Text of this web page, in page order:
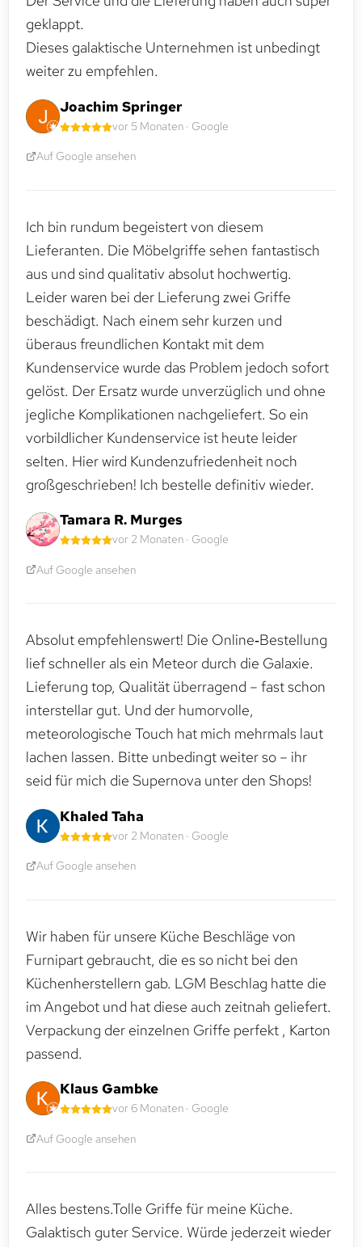
geklappt.
Dieses galaktische Unternehmen ist unbedingt
weiter zu empfehlen.
Joachim Springer
vor 5 Monaten · Google
Auf Google ansehen
Ich bin rundum begeistert von diesem
Lieferanten. Die Möbelgriffe sehen fantastisch
aus und sind qualitativ absolut hochwertig.
Leider waren bei der Lieferung zwei Griffe
beschädigt. Nach einem sehr kurzen und
überaus freundlichen Kontakt mit dem
Kundenservice wurde das Problem jedoch sofort
gelöst. Der Ersatz wurde unverzüglich und ohne
jegliche Komplikationen nachgeliefert. So ein
vorbildlicher Kundenservice ist heute leider
selten. Hier wird Kundenzufriedenheit noch
großgeschrieben! Ich bestelle definitiv wieder.
Tamara R. Murges
vor 2 Monaten · Google
Auf Google ansehen
Absolut empfehlenswert! Die Online‑Bestellung
lief schneller als ein Meteor durch die Galaxie.
Lieferung top, Qualität überragend – fast schon
interstellar gut. Und der humorvolle,
meteorologische Touch hat mich mehrmals laut
lachen lassen. Bitte unbedingt weiter so – ihr
seid für mich die Supernova unter den Shops!
Khaled Taha
vor 2 Monaten · Google
Auf Google ansehen
Wir haben für unsere Küche Beschläge von
Furnipart gebraucht, die es so nicht bei den
Küchenherstellern gab. LGM Beschlag hatte die
im Angebot und hat diese auch zeitnah geliefert.
Verpackung der einzelnen Griffe perfekt , Karton
passend.
Klaus Gambke
vor 6 Monaten · Google
Auf Google ansehen
Alles bestens.Tolle Griffe für meine Küche.
Galaktisch guter Service. Würde jederzeit wieder